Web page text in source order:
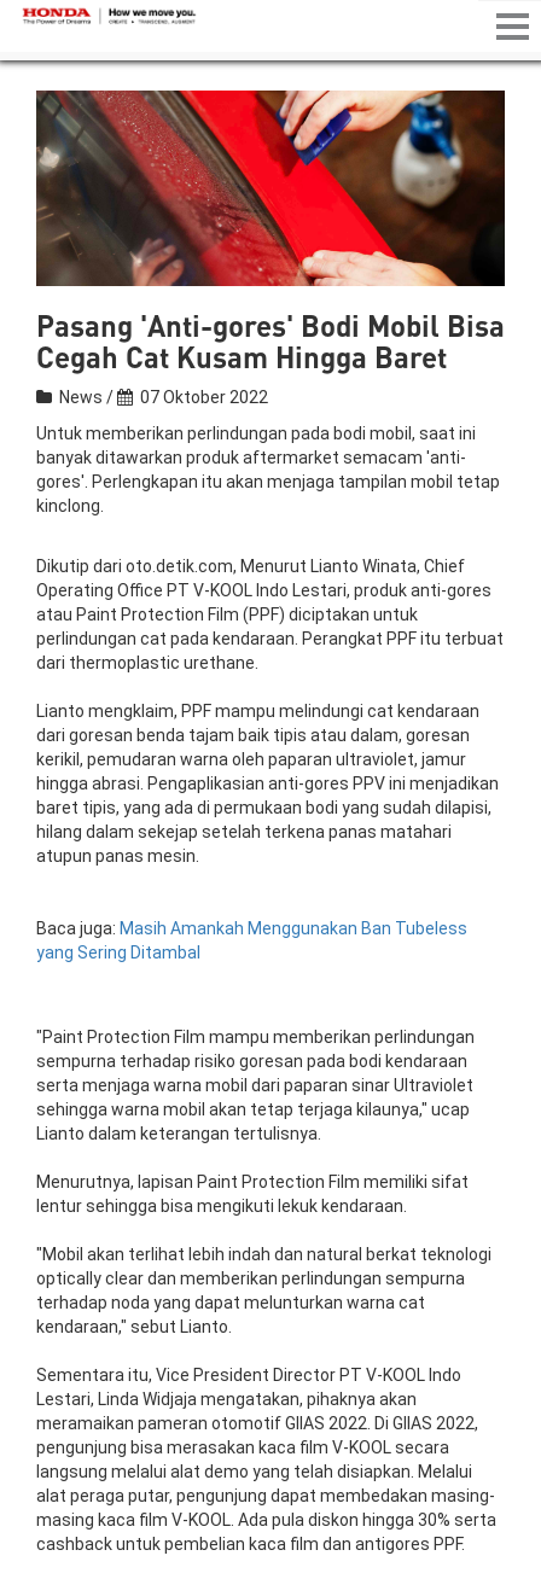
Pasang 'Anti-gores' Bodi Mobil Bisa
Cegah Cat Kusam Hingga Baret
News /
07 Oktober 2022
Untuk memberikan perlindungan pada bodi mobil, saat ini
banyak ditawarkan produk aftermarket semacam 'anti-
gores'. Perlengkapan itu akan menjaga tampilan mobil tetap
kinclong.
Dikutip dari oto.detik.com, Menurut Lianto Winata, Chief
Operating Office PT V-KOOL Indo Lestari, produk anti-gores
atau Paint Protection Film (PPF) diciptakan untuk
perlindungan cat pada kendaraan. Perangkat PPF itu terbuat
dari thermoplastic urethane.
Lianto mengklaim, PPF mampu melindungi cat kendaraan
dari goresan benda tajam baik tipis atau dalam, goresan
kerikil, pemudaran warna oleh paparan ultraviolet, jamur
hingga abrasi. Pengaplikasian anti-gores PPV ini menjadikan
baret tipis, yang ada di permukaan bodi yang sudah dilapisi,
hilang dalam sekejap setelah terkena panas matahari
atupun panas mesin.
Baca juga: Masih Amankah Menggunakan Ban Tubeless
yang Sering Ditambal
"Paint Protection Film mampu memberikan perlindungan
sempurna terhadap risiko goresan pada bodi kendaraan
serta menjaga warna mobil dari paparan sinar Ultraviolet
sehingga warna mobil akan tetap terjaga kilaunya," ucap
Lianto dalam keterangan tertulisnya.
Menurutnya, lapisan Paint Protection Film memiliki sifat
lentur sehingga bisa mengikuti lekuk kendaraan.
"Mobil akan terlihat lebih indah dan natural berkat teknologi
optically clear dan memberikan perlindungan sempurna
terhadap noda yang dapat melunturkan warna cat
kendaraan," sebut Lianto.
Sementara itu, Vice President Director PT V-KOOL Indo
Lestari, Linda Widjaja mengatakan, pihaknya akan
meramaikan pameran otomotif GIIAS 2022. Di GIIAS 2022,
pengunjung bisa merasakan kaca film V-KOOL secara
langsung melalui alat demo yang telah disiapkan. Melalui
alat peraga putar, pengunjung dapat membedakan masing-
masing kaca film V-KOOL. Ada pula diskon hingga 30% serta
cashback untuk pembelian kaca film dan antigores PPF.